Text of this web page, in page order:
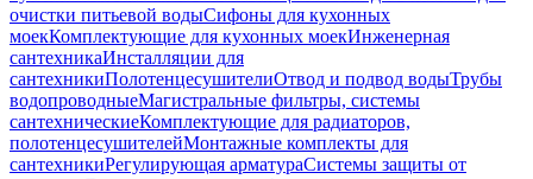
очистки питьевой водыСифоны для кухонных
моекКомплектующие для кухонных моекИнженерная
сантехникаИнсталляции для
сантехникиПолотенцесушителиОтвод и подвод водыТрубы
водопроводныеМагистральные фильтры, системы
сантехническиеКомплектующие для радиаторов,
полотенцесушителейМонтажные комплекты для
сантехникиРегулирующая арматураСистемы защиты от